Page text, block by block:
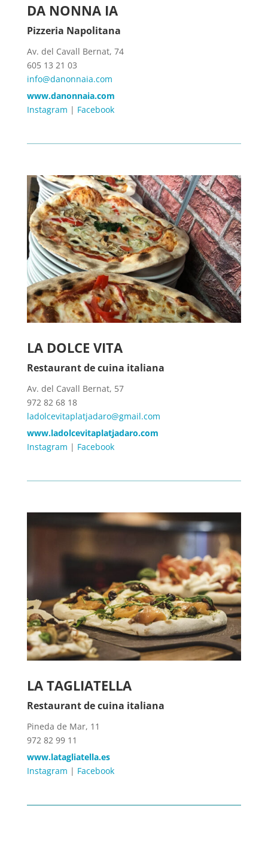
DA NONNA IA
Pizzeria Napolitana
Av. del Cavall Bernat, 74
605 13 21 03
info@danonnaia.com
www.danonnaia.com
Instagram | Facebook
LA DOLCE VITA
Restaurant de cuina italiana
Av. del Cavall Bernat, 57
972 82 68 18
ladolcevitaplatjadaro@gmail.com
www.ladolcevitaplatjadaro.com
Instagram | Facebook
LA TAGLIATELLA
Restaurant de cuina italiana
Pineda de Mar, 11
972 82 99 11
www.latagliatella.es
Instagram | Facebook